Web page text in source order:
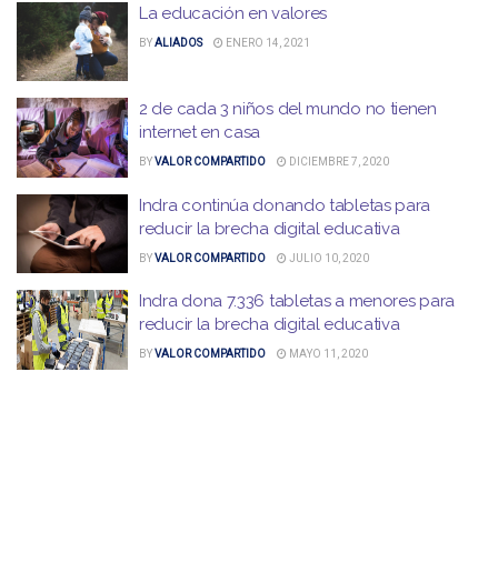
La educación en valores
BYALIADOS ENERO 14, 2021
2 de cada 3 niños del mundo no tienen
internet en casa
BYVALOR COMPARTIDO DICIEMBRE 7, 2020
Indra continúa donando tabletas para
reducir la brecha digital educativa
BYVALOR COMPARTIDO JULIO 10, 2020
Indra dona 7.336 tabletas a menores para
reducir la brecha digital educativa
BYVALOR COMPARTIDO MAYO 11, 2020